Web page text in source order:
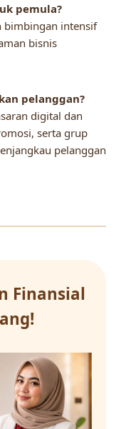
pemula?
bimbingan intensif
bisnis
pelanggan?
digital dan
serta grup
pelanggan
Finansial